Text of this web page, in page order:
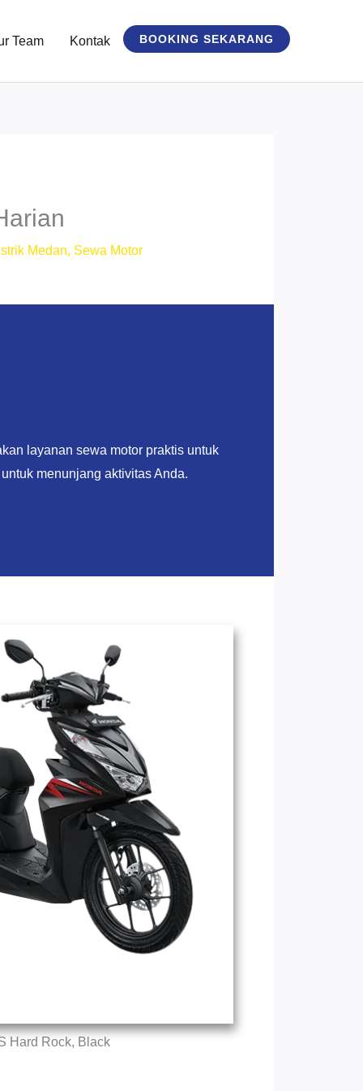
Team Kontak BOOKING SEKARANG
Medan, Sewa Motor
layanan sewa motor praktis untuk
menunjang aktivitas Anda.
Hard Rock, Black